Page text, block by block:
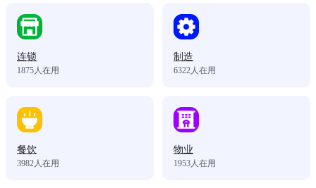
连锁
1875人在用
制造
6322人在用
餐饮
3982人在用
物业
1953人在用